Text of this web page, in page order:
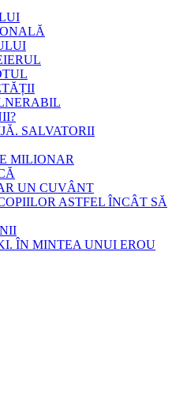
SALVATORII
MILIONAR
UN CUVÂNT
ASTFEL ÎNCÂT SĂ
ÎN MINTEA UNUI EROU